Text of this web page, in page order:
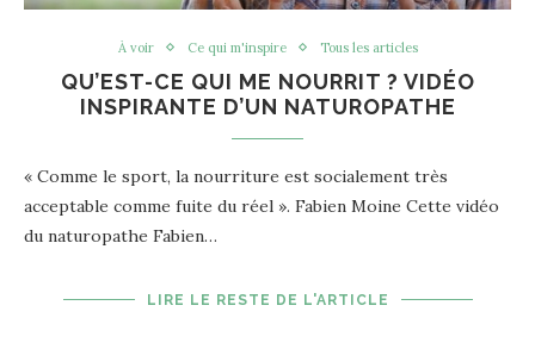
À voir Ce qui m'inspire Tous les articles
QU’EST-CE QUI ME NOURRIT ? VIDÉO
INSPIRANTE D’UN NATUROPATHE
« Comme le sport, la nourriture est socialement très
acceptable comme fuite du réel ». Fabien Moine Cette vidéo
du naturopathe Fabien…
LIRE LE RESTE DE L'ARTICLE